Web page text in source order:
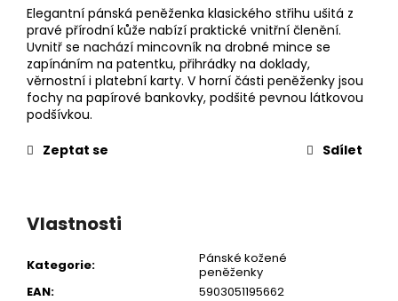
Elegantní pánská peněženka klasického střihu ušitá z
pravé přírodní kůže nabízí praktické vnitřní členění.
Uvnitř se nachází mincovník na drobné mince se
zapínáním na patentku, přihrádky na doklady,
věrnostní i platební karty. V horní části peněženky jsou
fochy na papírové bankovky, podšité pevnou látkovou
podšívkou.
Zeptat se
Sdílet
Vlastnosti
Kategorie:
Pánské kožené
peněženky
EAN:
5903051195662